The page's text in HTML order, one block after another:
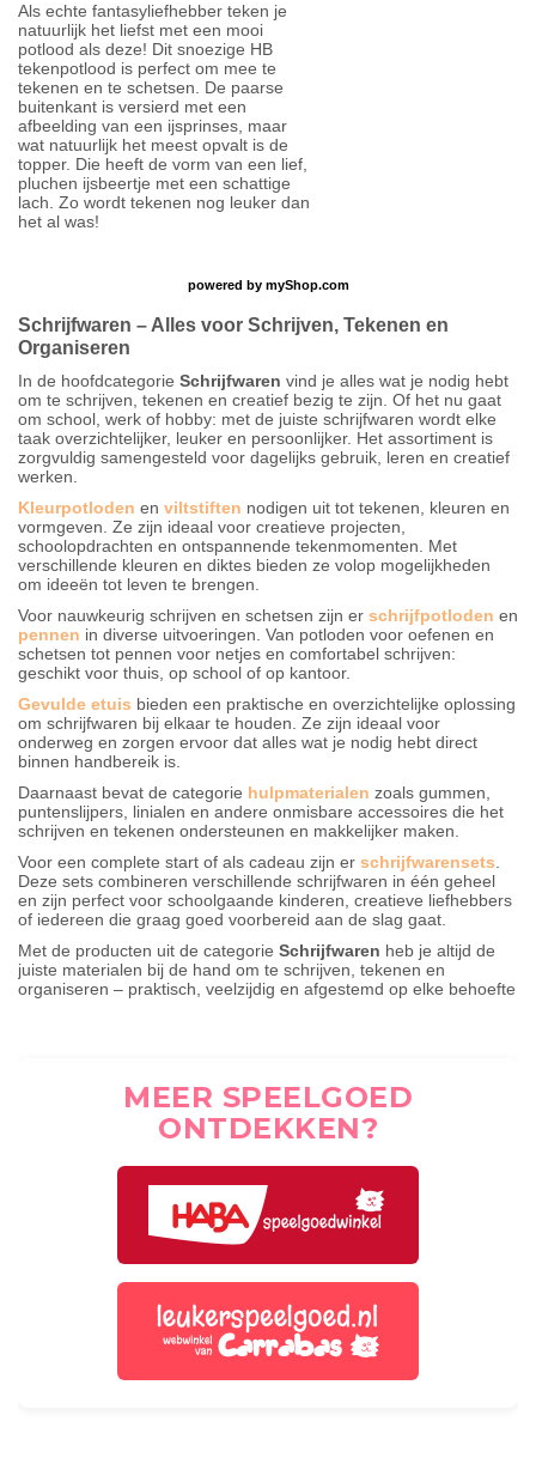
Als echte fantasyliefhebber teken je
natuurlijk het liefst met een mooi
potlood als deze! Dit snoezige HB
tekenpotlood is perfect om mee te
tekenen en te schetsen. De paarse
buitenkant is versierd met een
afbeelding van een ijsprinses, maar
wat natuurlijk het meest opvalt is de
topper. Die heeft de vorm van een lief,
pluchen ijsbeertje met een schattige
lach. Zo wordt tekenen nog leuker dan
het al was!
powered by myShop.com
Schrijfwaren – Alles voor Schrijven, Tekenen en
Organiseren
In de hoofdcategorie Schrijfwaren vind je alles wat je nodig hebt
om te schrijven, tekenen en creatief bezig te zijn. Of het nu gaat
om school, werk of hobby: met de juiste schrijfwaren wordt elke
taak overzichtelijker, leuker en persoonlijker. Het assortiment is
zorgvuldig samengesteld voor dagelijks gebruik, leren en creatief
werken.
Kleurpotloden en viltstiften nodigen uit tot tekenen, kleuren en
vormgeven. Ze zijn ideaal voor creatieve projecten,
schoolopdrachten en ontspannende tekenmomenten. Met
verschillende kleuren en diktes bieden ze volop mogelijkheden
om ideeën tot leven te brengen.
Voor nauwkeurig schrijven en schetsen zijn er schrijfpotloden en
pennen in diverse uitvoeringen. Van potloden voor oefenen en
schetsen tot pennen voor netjes en comfortabel schrijven:
geschikt voor thuis, op school of op kantoor.
Gevulde etuis bieden een praktische en overzichtelijke oplossing
om schrijfwaren bij elkaar te houden. Ze zijn ideaal voor
onderweg en zorgen ervoor dat alles wat je nodig hebt direct
binnen handbereik is.
Daarnaast bevat de categorie hulpmaterialen zoals gummen,
puntenslijpers, linialen en andere onmisbare accessoires die het
schrijven en tekenen ondersteunen en makkelijker maken.
Voor een complete start of als cadeau zijn er schrijfwarensets.
Deze sets combineren verschillende schrijfwaren in één geheel
en zijn perfect voor schoolgaande kinderen, creatieve liefhebbers
of iedereen die graag goed voorbereid aan de slag gaat.
Met de producten uit de categorie Schrijfwaren heb je altijd de
juiste materialen bij de hand om te schrijven, tekenen en
organiseren – praktisch, veelzijdig en afgestemd op elke behoefte
MEER SPEELGOED
ONTDEKKEN?